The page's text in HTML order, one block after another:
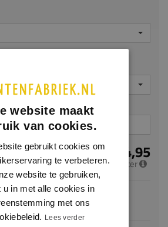
€ 4,95
per meter
voorradig, de verwachte levertijd
3 werkdagen
website maakt
van cookies.
gebruikt cookies om
te verbeteren.
website te gebruiken,
u in met alle cookies in
met ons
Lees verder